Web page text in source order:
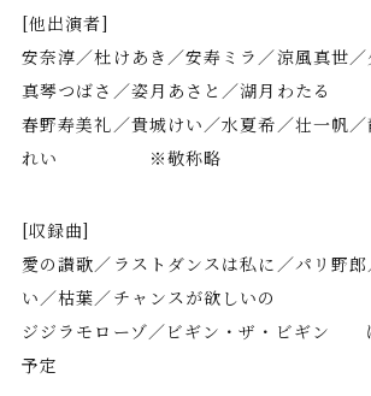
[他出演者]
安奈淳／杜けあき／安寿ミラ／涼風真世
真琴つばさ／姿月あさと／湖月わたる
春野寿美礼／貴城けい／水夏希／壮
れい ※敬称略
[収録曲]
愛の讃歌／ラストダンスは私に／パリ野
い／枯葉／チャンスが欲しいの
ジジラモローゾ／ビギン・ザ・ビギン
予定